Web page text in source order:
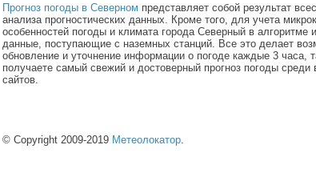
Прогноз погоды в Северном представляет собой результат
анализа прогностических данных. Кроме того, для учета
особенностей погоды и климата города Северный в алгоритме
данные, поступающие с наземных станций. Все это делает
обновление и уточнение информации о погоде каждые 3 часа,
получаете самый свежий и достоверный прогноз погоды среди
сайтов.
© Copyright 2009-2019 Метеолокатор